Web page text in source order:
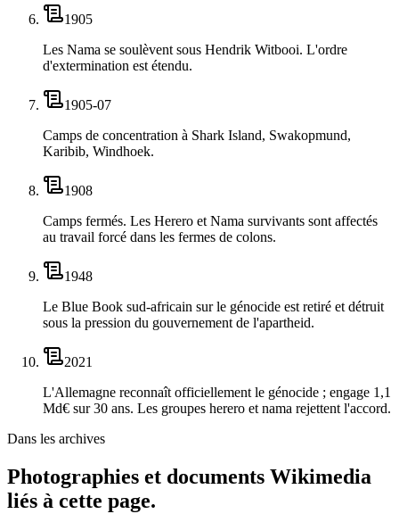
1905
Les Nama se soulèvent sous Hendrik Witbooi. L'ordre
d'extermination est étendu.
1905-07
Camps de concentration à Shark Island, Swakopmund,
Karibib, Windhoek.
1908
Camps fermés. Les Herero et Nama survivants sont affectés
au travail forcé dans les fermes de colons.
1948
Le Blue Book sud-africain sur le génocide est retiré et détruit
sous la pression du gouvernement de l'apartheid.
2021
L'Allemagne reconnaît officiellement le génocide ; engage 1,1
Md€ sur 30 ans. Les groupes herero et nama rejettent l'accord.
Dans les archives
Photographies et documents Wikimedia
liés à cette page.